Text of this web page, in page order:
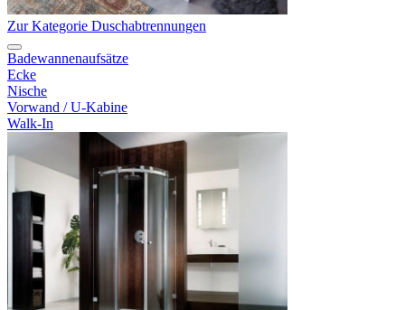
Zur Kategorie Duschabtrennungen
Badewannenaufsätze
Ecke
Nische
Vorwand / U-Kabine
Walk-In